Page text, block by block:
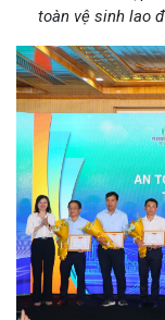
toàn vệ sinh lao